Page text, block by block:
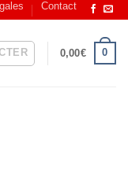
Contact
0,00€ 0